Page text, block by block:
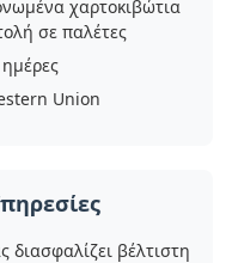
χαρτοκιβώτια
σε παλέτες
Union
βέλτιστη